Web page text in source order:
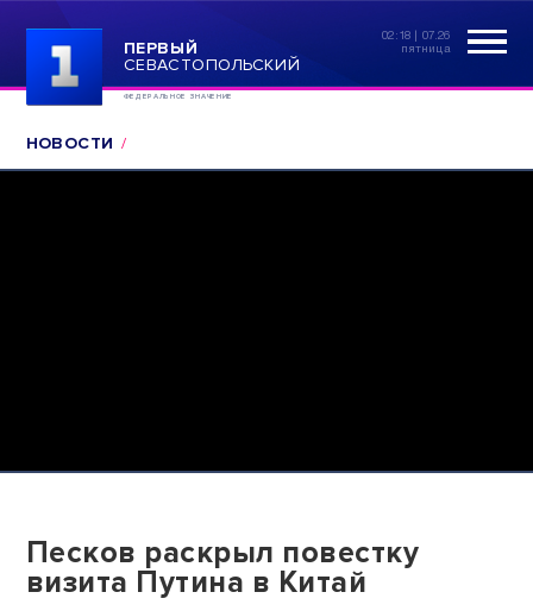
ПЕРВЫЙ
СЕВАСТОПОЛЬСКИЙ
ФЕДЕРАЛЬНОЕ ЗНАЧЕНИЕ
02:18 | 07.26
пятница
НОВОСТИ
Песков раскрыл повестку
визита Путина в Китай